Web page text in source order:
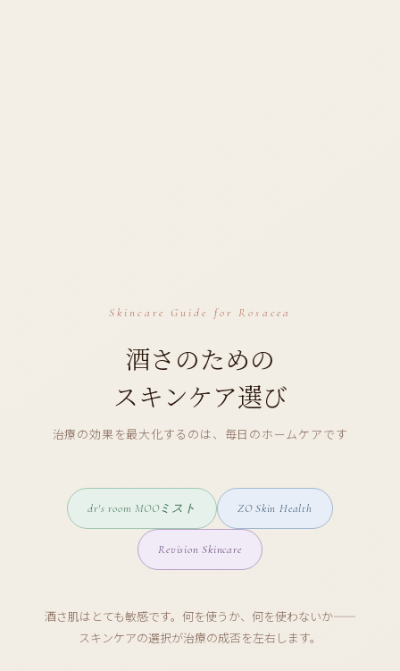
Skincare Guide for Rosacea
酒さのための
スキンケア選び
治療の効果を最大化するのは、毎日のホームケアです
dr's room MOOミスト ZO Skin Health
Revision Skincare
酒さ肌はとても敏感です。何を使うか、何を使わないか——
スキンケアの選択が治療の成否を左右します。